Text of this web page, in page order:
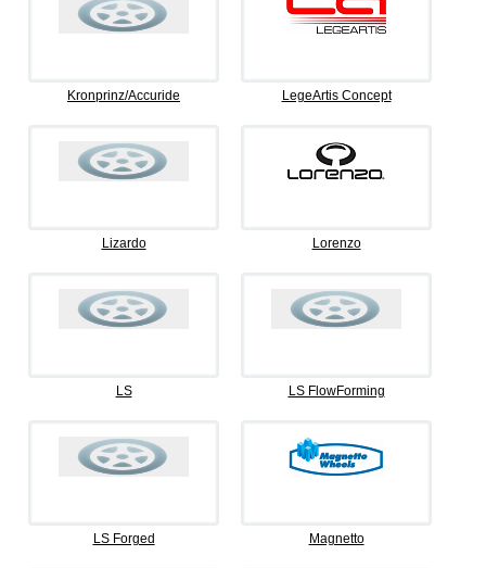
Kronprinz/Accuride LegeArtis Concept
Lizardo Lorenzo
LS LS FlowForming
LS Forged Magnetto